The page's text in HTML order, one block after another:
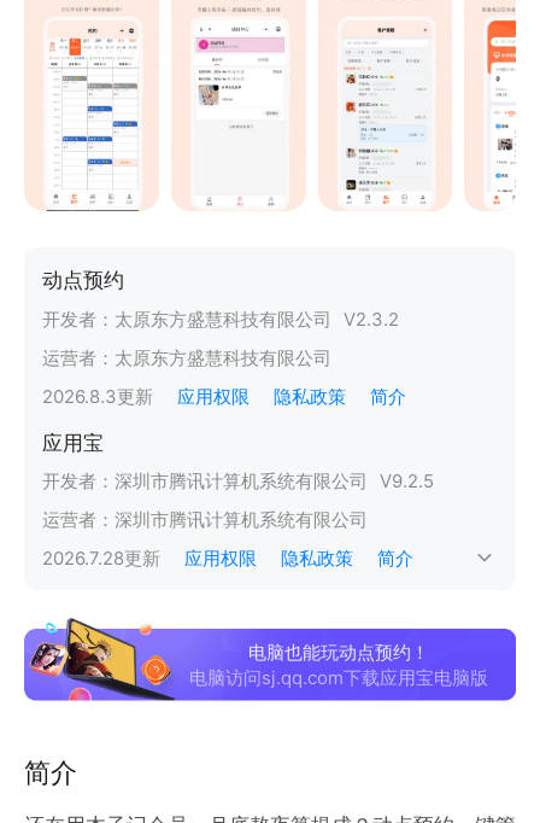
动点预约
开发者： 太原东方盛慧科技有限公司 V2.3.2
运营者： 太原东方盛慧科技有限公司
2026.8.3更新 应用权限 隐私政策 简介
应用宝
开发者： 深圳市腾讯计算机系统有限公司 V9.2.5
运营者： 深圳市腾讯计算机系统有限公司
2026.7.28更新 应用权限 隐私政策 简介
电脑也能玩动点预约！
电脑访问sj.qq.com下载应用宝电脑版
简介